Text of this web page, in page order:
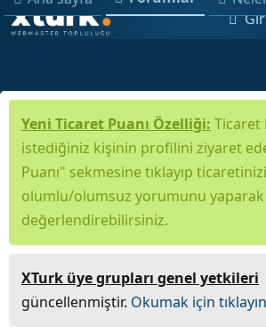
Yeni Ticaret Puanı Özelliği: Ticaret
istediğiniz kişinin profilini ziyaret
Puanı" sekmesine tıklayıp
olumlu/olumsuz yorumunu yaparak
değerlendirebilirsiniz.
XTurk üye grupları genel yetkileri
güncellenmiştir. Okumak için